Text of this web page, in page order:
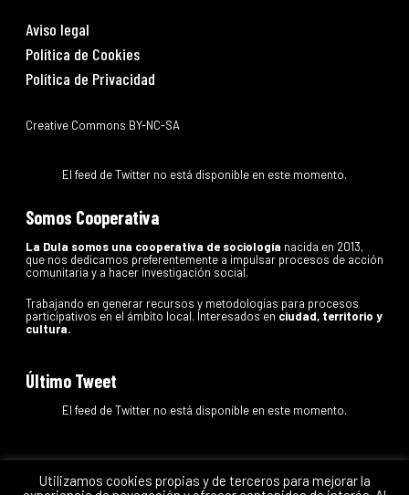
Aviso legal
Política de Cookies
Política de Privacidad
Creative Commons BY-NC-SA
El feed de Twitter no está disponible en este momento.
Somos Cooperativa
La Dula somos una cooperativa de sociología nacida en 2013,
que nos dedicamos preferentemente a impulsar procesos de acción
comunitaria y a hacer investigación social.
Trabajando en generar recursos y metodologías para procesos
participativos en el ámbito local. Interesados en ciudad, territorio y
cultura.
Último Tweet
El feed de Twitter no está disponible en este momento.
Utilizamos cookies propias y de terceros para mejorar la